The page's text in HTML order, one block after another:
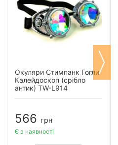
Окуляри Стимпанк Гогли
Калейдоскоп (срібло
антик) TW-L914
566 грн
Є в наявності